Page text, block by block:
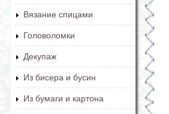
Вязание спицами
Головоломки
Декупаж
Из бисера и бусин
Из бумаги и картона